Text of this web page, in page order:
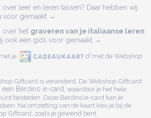
leer en leren tassen? Daar hebben wij
voor gemaakt →
over het graveren van je italiaanse leren
ook een gids voor gemaakt →
je
of met de Webshop
Giftcard is veranderd. De Webshop Giftcard
een Berdino e-card, waardoor je het hele
besteden. Deze Berdino e-card kan je
Na omzetting van de kaart kies je bij de
Giftcard, zoals je gewend bent.